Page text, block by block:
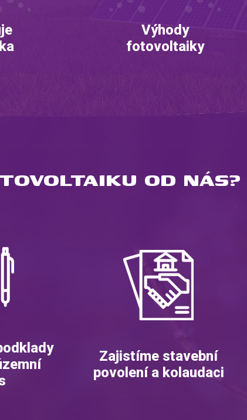
Výhody
fotovoltaiky
OD NÁS?
Zajistíme stavební
povolení a kolaudaci